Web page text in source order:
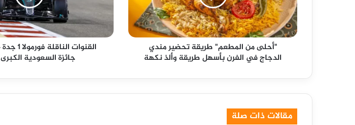
مندي
الدجاج
في
الفرن
طريقة
نكهة
"أحلى من المطعم" طريقة تحضير مندي
الدجاج في الفرن بأسهل طريقة وألذ نكهة
سباق
جائزة
السعودية
جائزة السعودية الكبرى STC
مقالات ذات صلة